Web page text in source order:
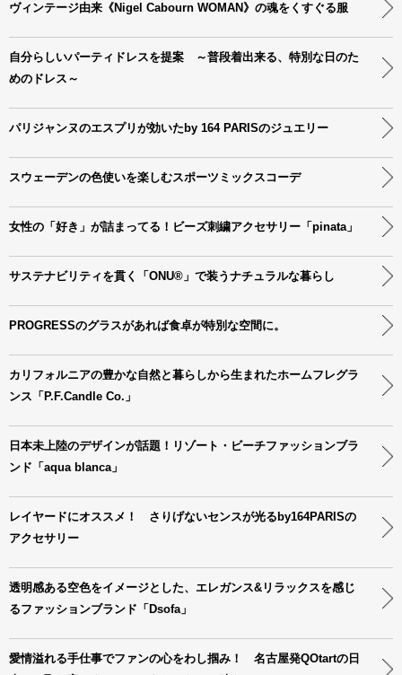
ヴィンテージ由来《Nigel Cabourn WOMAN》の魂をくすぐる服
自分らしいパーティドレスを提案 ～普段着出来る、特別な日のた
めのドレス～
パリジャンヌのエスプリが効いたby 164 PARISのジュエリー
スウェーデンの色使いを楽しむスポーツミックスコーデ
女性の「好き」が詰まってる！ビーズ刺繍アクセサリー「pinata」
サステナビリティを貫く「ONU®」で装うナチュラルな暮らし
PROGRESSのグラスがあれば食卓が特別な空間に。
カリフォルニアの豊かな自然と暮らしから生まれたホームフレグラ
ンス「P.F.Candle Co.」
日本未上陸のデザインが話題！リゾート・ビーチファッションブラ
ンド「aqua blanca」
レイヤードにオススメ！ さりげないセンスが光るby164PARISの
アクセサリー
透明感ある空色をイメージとした、エレガンス&リラックスを感じ
るファッションブランド「Dsofa」
愛情溢れる手仕事でファンの心をわし掴み！ 名古屋発QOtartの日